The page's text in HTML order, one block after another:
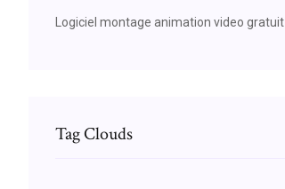
Logiciel montage animation video gratuit
Tag Clouds